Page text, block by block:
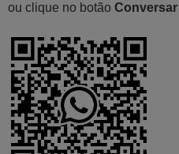
ou clique no botão